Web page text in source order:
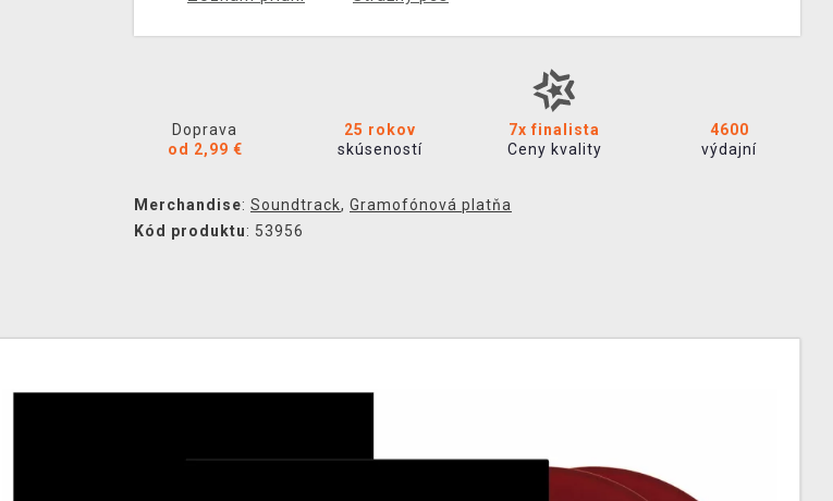
Doprava
od 2,99 €
25 rokov
skúseností
7x finalista
Ceny kvality
4600
výdajní
Merchandise: Soundtrack, Gramofónová platňa
Kód produktu: 53956